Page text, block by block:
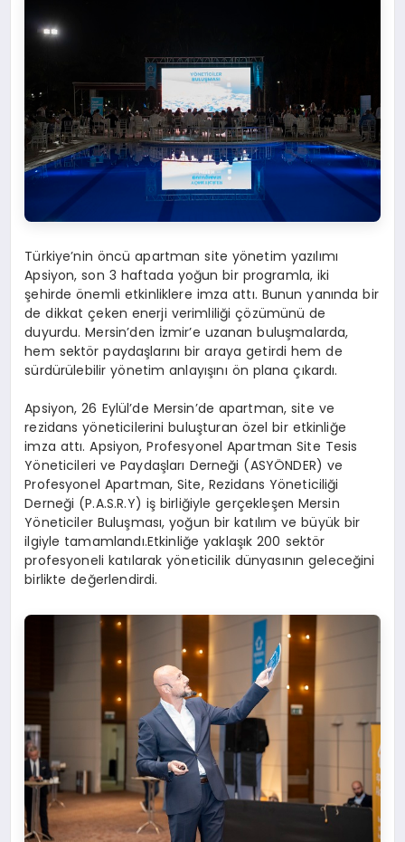
Türkiye’nin öncü apartman site yönetim yazılımı
Apsiyon, son 3 haftada yoğun bir programla, iki
şehirde önemli etkinliklere imza attı. Bunun yanında bir
de dikkat çeken enerji verimliliği çözümünü de
duyurdu. Mersin’den İzmir’e uzanan buluşmalarda,
hem sektör paydaşlarını bir araya getirdi hem de
sürdürülebilir yönetim anlayışını ön plana çıkardı.
Apsiyon, 26 Eylül’de Mersin’de apartman, site ve
rezidans yöneticilerini buluşturan özel bir etkinliğe
imza attı. Apsiyon, Profesyonel Apartman Site Tesis
Yöneticileri ve Paydaşları Derneği (ASYÖNDER) ve
Profesyonel Apartman, Site, Rezidans Yöneticiliği
Derneği (P.A.S.R.Y) iş birliğiyle gerçekleşen Mersin
Yöneticiler Buluşması, yoğun bir katılım ve büyük bir
ilgiyle tamamlandı.Etkinliğe yaklaşık 200 sektör
profesyoneli katılarak yöneticilik dünyasının geleceğini
birlikte değerlendirdi.